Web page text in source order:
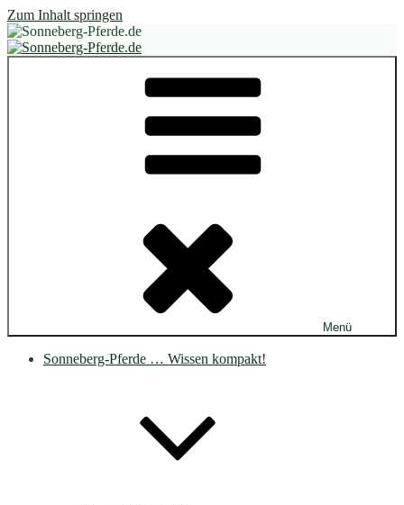
Zum Inhalt springen
Pferde im Offenstall, auf dem Paddock-Trail, auf dem Mini-Trail
Menü
Sonneberg-Pferde … Wissen kompakt!